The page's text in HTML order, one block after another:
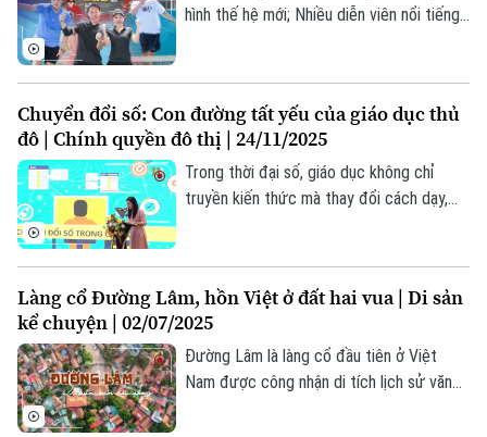
hình thế hệ mới; Nhiều diễn viên nổi tiếng
Thế giới Showbiz hôm nay.
Chuyển đổi số: Con đường tất yếu của giáo dục thủ
đô | Chính quyền đô thị | 24/11/2025
Trong thời đại số, giáo dục không chỉ
truyền kiến thức mà thay đổi cách dạy,
triển.
Làng cổ Đường Lâm, hồn Việt ở đất hai vua | Di sản
kể chuyện | 02/07/2025
Đường Lâm là làng cổ đầu tiên ở Việt
Nam được công nhận di tích lịch sử văn